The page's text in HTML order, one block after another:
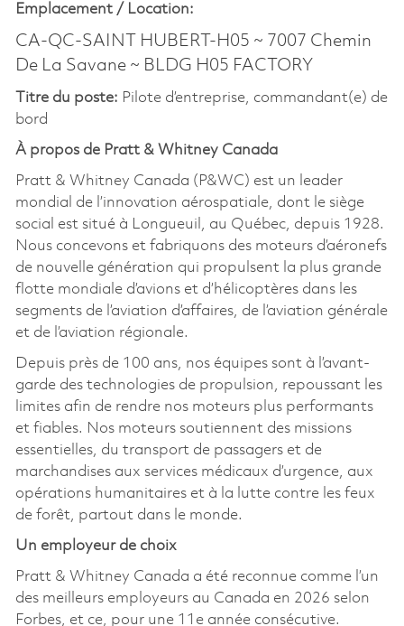
Emplacement / Location:
CA-QC-SAINT HUBERT-H05 ~ 7007 Chemin
De La Savane ~ BLDG H05 FACTORY
Titre du poste: Pilote d’entreprise, commandant(e) de
bord
À propos de Pratt & Whitney Canada
Pratt & Whitney Canada (P&WC) est un leader
mondial de l’innovation aérospatiale, dont le siège
social est situé à Longueuil, au Québec, depuis 1928.
Nous concevons et fabriquons des moteurs d’aéronefs
de nouvelle génération qui propulsent la plus grande
flotte mondiale d’avions et d’hélicoptères dans les
segments de l’aviation d’affaires, de l’aviation générale
et de l’aviation régionale.
Depuis près de 100 ans, nos équipes sont à l’avant-
garde des technologies de propulsion, repoussant les
limites afin de rendre nos moteurs plus performants
et fiables. Nos moteurs soutiennent des missions
essentielles, du transport de passagers et de
marchandises aux services médicaux d’urgence, aux
opérations humanitaires et à la lutte contre les feux
de forêt, partout dans le monde.
Un employeur de choix
Pratt & Whitney Canada a été reconnue comme l’un
des meilleurs employeurs au Canada en 2026 selon
Forbes, et ce, pour une 11e année consécutive.